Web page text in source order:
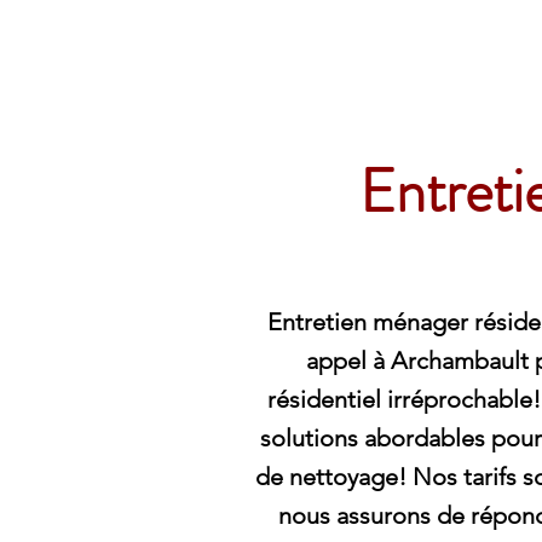
Entretien ménager
appel à Archambault
résidentiel
solutions abordables
de nettoyage! Nos tarifs
nous assurons de